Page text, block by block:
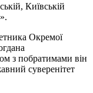
Київській
Окремої
з побратимами він
суверенітет